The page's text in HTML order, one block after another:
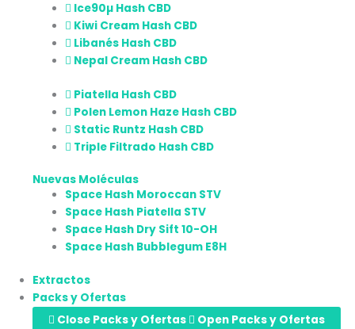
Ice90µ Hash CBD
Kiwi Cream Hash CBD
Libanés Hash CBD
Nepal Cream Hash CBD
Piatella Hash CBD
Polen Lemon Haze Hash CBD
Static Runtz Hash CBD
Triple Filtrado Hash CBD
Nuevas Moléculas
Space Hash Moroccan STV
Space Hash Piatella STV
Space Hash Dry Sift 10-OH
Space Hash Bubblegum E8H
Extractos
Packs y Ofertas
Close Packs y Ofertas
Open Packs y Ofertas